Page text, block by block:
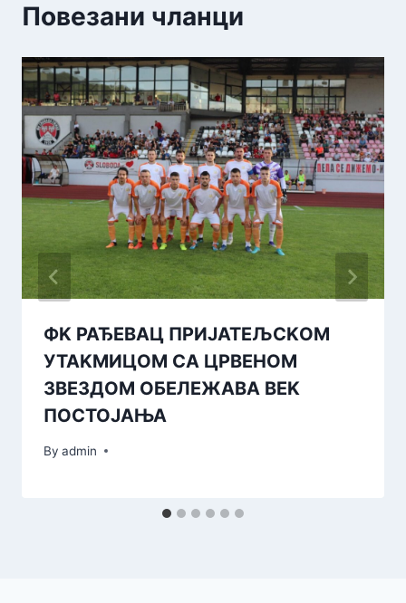
Повезани чланци
ФK РАЂЕВАЦ ПРИЈАТЕЉСKОМ
УТАKМИЦОМ СА ЦРВЕНОМ
ЗВЕЗДОМ ОБЕЛЕЖАВА ВЕK
ПОСТОЈАЊА
By admin